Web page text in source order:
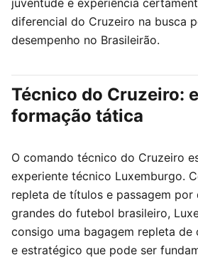
diferencial do Cruzeiro na busca
desempenho no Brasileirão.
Técnico do Cruzeiro:
formação tática
O comando técnico do Cruzeiro
experiente técnico Luxemburgo.
repleta de títulos e passagem por
grandes do futebol brasileiro,
consigo uma bagagem repleta
e estratégico que pode ser